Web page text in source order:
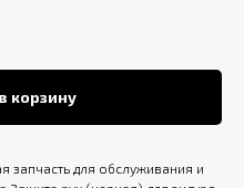
корзину
запчасть для обслуживания и